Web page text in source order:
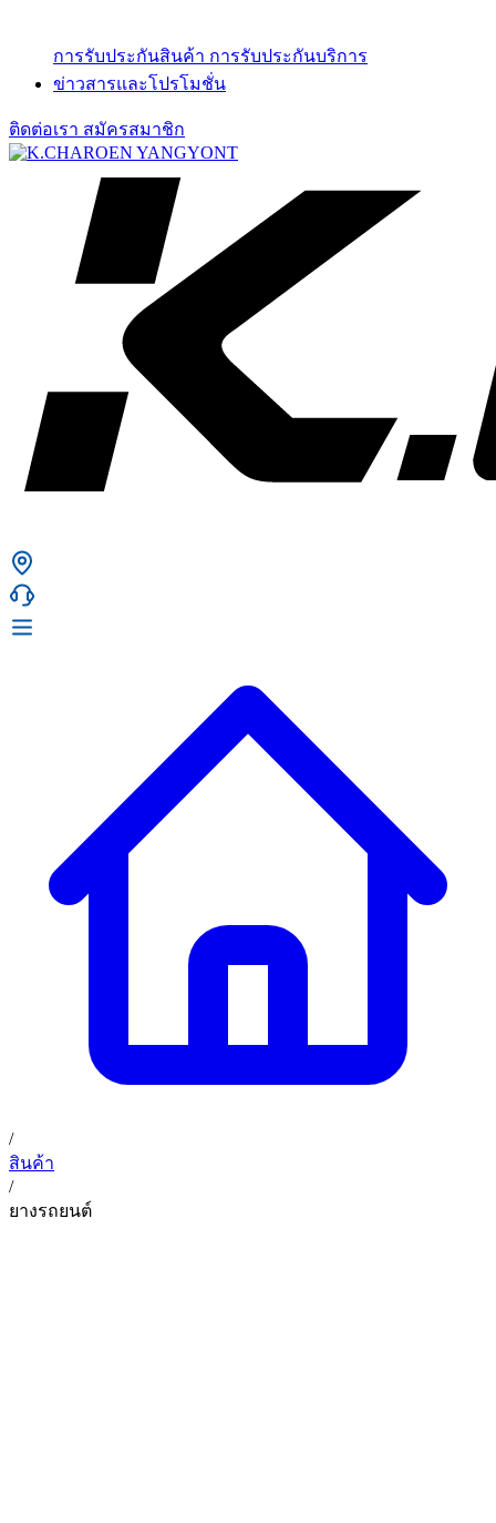
การรับประกันสินค้า การรับประกันบริการ
ข่าวสารและโปรโมชั่น
ติดต่อเรา สมัครสมาชิก
การรับประกันสินค้า
ข่าวสารและโปรโมชั่น
ติดต่อเรา
TH
02 393 3356
ก. เจริญยางยนต์ (บริษัท มิ้งค์ แอนด์ ซีน จำกัด) 2275 ถ.สุขุมวิท
(ระหว่างซอยสุขุมวิท 89/1 - 91) แขวงบางจาก เขตพระโขนง
กรุงเทพมหานคร 10260
ก. เจริญค็อกพิท
อุดมสุข 28 ถนนอุดมสุข แขวงบางนาเหนือ เขตบางนา
/
สินค้า
/
ยางรถยนต์